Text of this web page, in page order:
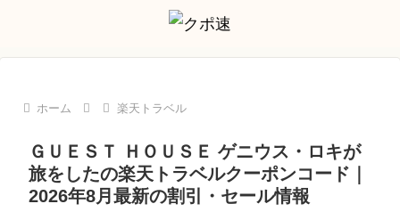
ホーム 楽天トラベル
ＧＵＥＳＴ ＨＯＵＳＥ ゲニウス・ロキが
旅をしたの楽天トラベルクーポンコード｜
2026年8月最新の割引・セール情報